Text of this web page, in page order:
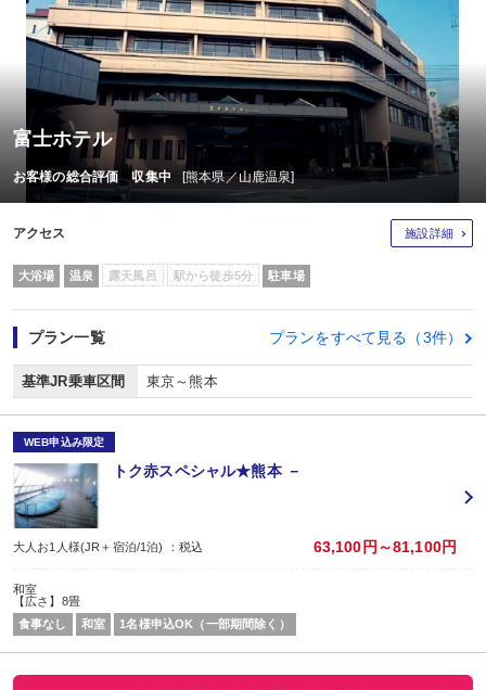
富士ホテル
お客様の総合評価 収集中 [熊本県／山鹿温泉]
アクセス 施設詳細
大浴場 温泉 露天風呂 駅から徒歩5分 駐車場
プラン一覧 プランをすべて見る（3件）
基準JR乗車区間 東京～熊本
WEB申込み限定
トク赤スペシャル★熊本 －
大人お1人様(JR＋宿泊/1泊) ：税込 63,100円～81,100円
和室
【広さ】8畳
食事なし
和室 1名様申込OK（一部期間除く）